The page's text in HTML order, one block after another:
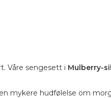
Våre sengesett i Mulberry-
mykere hudfølelse om